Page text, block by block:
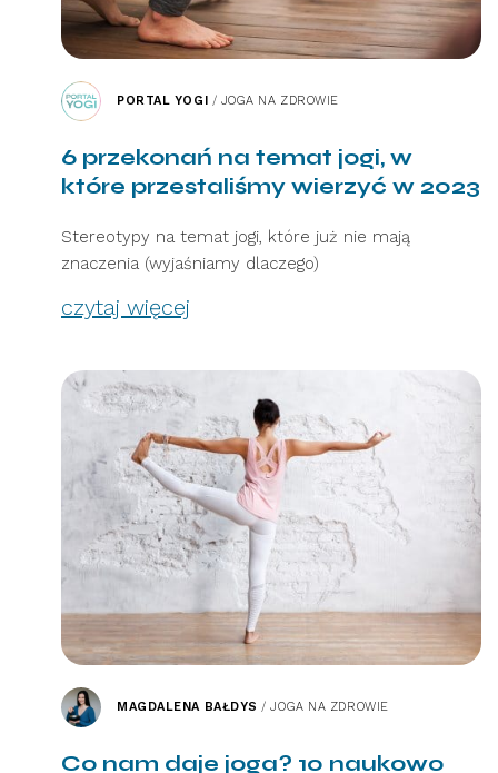
PORTAL YOGI / JOGA NA ZDROWIE
6 przekonań na temat jogi, w
które przestaliśmy wierzyć w 2023
Stereotypy na temat jogi, które już nie mają
znaczenia (wyjaśniamy dlaczego)
czytaj więcej
MAGDALENA BAŁDYS /JOGA NA ZDROWIE
Co nam daje joga? 10 naukowo